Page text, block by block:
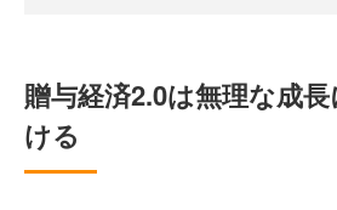
贈与経済2.0は無理な成
ける